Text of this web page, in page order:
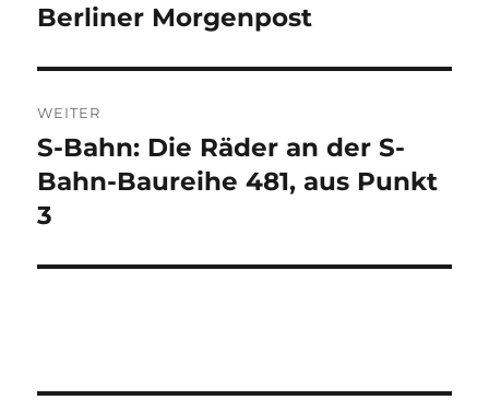
Berliner Morgenpost
WEITER
Nächster
Beitrag:
S-Bahn: Die Räder an der S-
Bahn-Baureihe 481, aus Punkt
3